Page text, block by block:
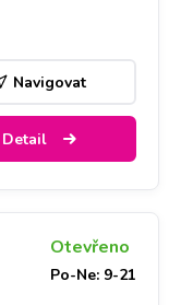
Navigovat
Detail
Otevřeno
Po-Ne: 9-21